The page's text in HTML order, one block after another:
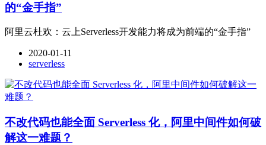
的“金手指”
阿里云杜欢：云上Serverless开发能力将成为前端的“金手指”
2020-01-11
serverless
不改代码也能全面 Serverless 化，阿里中间件如何破
解这一难题？